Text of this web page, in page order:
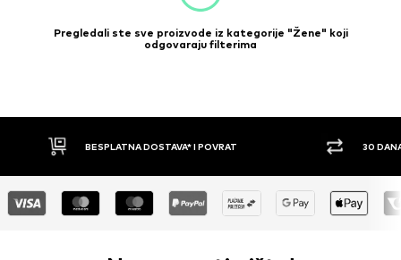
Pregledali ste sve proizvode iz kategorije "Žene" koji
odgovaraju filterima
BESPLATNA DOSTAVA* I POVRAT 30